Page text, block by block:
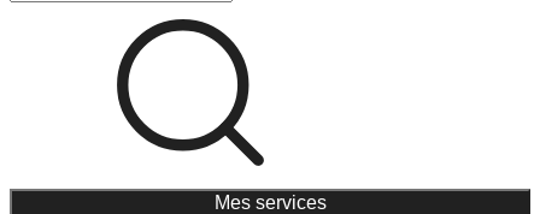
Mes services